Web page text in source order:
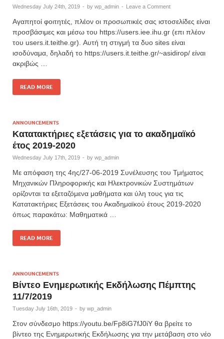
Wednesday July 24th, 2019 - by wp_admin - Leave a Comment
Αγαπητοί φοιτητές, πλέον οι προσωπικές σας ιστοσελίδες είναι
προσβάσιμες και μέσω του https://users.iee.ihu.gr (επι πλέον
του users.it.teithe.gr). Αυτή τη στιγμή τα δυο sites είναι
ισοδύναμα, δηλαδή το https://users.it.teithe.gr/~asidirop/ είναι
ακριβώς …
READ MORE
ANNOUNCEMENTS
Κατατακτήριες εξετάσεις για το ακαδημαϊκό
έτος 2019-2020
Wednesday July 17th, 2019 - by wp_admin
Με απόφαση της 4ης/27-06-2019 Συνέλευσης του Τμήματος
Μηχανικών Πληροφορικής και Ηλεκτρονικών Συστημάτων
ορίζονται τα εξεταζόμενα μαθήματα και ύλη τους για τις
Κατατακτήριες Εξετάσεις του Ακαδημαϊκού έτους 2019-2020
όπως παρακάτω: Μαθηματικά …
READ MORE
ANNOUNCEMENTS
Βίντεο Ενημερωτικής Εκδήλωσης Πέμπτης
11/7/2019
Tuesday July 16th, 2019 - by wp_admin
Στον σύνδεσμο https://youtu.be/Fp8iG7fJ0iY θα βρείτε το
βίντεο της Ενημερωτικής Εκδήλωσης για την μετάβαση στο νέο